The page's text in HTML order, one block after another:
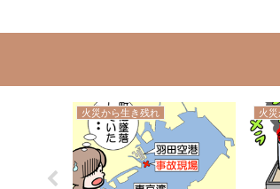
火災から生き残れ